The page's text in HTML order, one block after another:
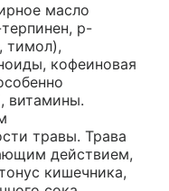
масло
p-
тимол),
кофеиновая
витамины.
травы. Трава
действием,
кишечника,